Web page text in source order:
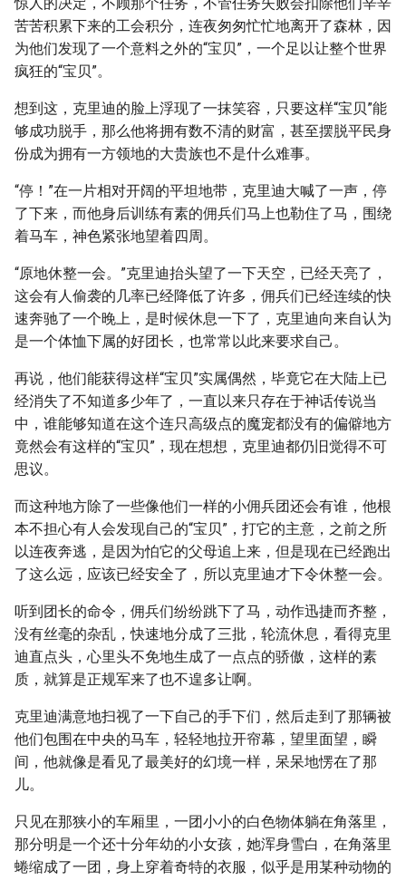
苦苦积累下来的工会积分，连夜匆匆忙忙地离开了森林，因
为他们发现了一个意料之外的“宝贝”，一个足以让整个世界
疯狂的“宝贝”。
想到这，克里迪的脸上浮现了一抹笑容，只要这样“宝贝”能
够成功脱手，那么他将拥有数不清的财富，甚至摆脱平民身
份成为拥有一方领地的大贵族也不是什么难事。
“停！”在一片相对开阔的平坦地带，克里迪大喊了一声，停
了下来，而他身后训练有素的佣兵们马上也勒住了马，围绕
着马车，神色紧张地望着四周。
“原地休整一会。”克里迪抬头望了一下天空，已经天亮了，
这会有人偷袭的几率已经降低了许多，佣兵们已经连续的快
速奔驰了一个晚上，是时候休息一下了，克里迪向来自认为
是一个体恤下属的好团长，也常常以此来要求自己。
再说，他们能获得这样“宝贝”实属偶然，毕竟它在大陆上已
经消失了不知道多少年了，一直以来只存在于神话传说当
中，谁能够知道在这个连只高级点的魔宠都没有的偏僻地方
竟然会有这样的“宝贝”，现在想想，克里迪都仍旧觉得不可
思议。
而这种地方除了一些像他们一样的小佣兵团还会有谁，他根
本不担心有人会发现自己的“宝贝”，打它的主意，之前之所
以连夜奔逃，是因为怕它的父母追上来，但是现在已经跑出
了这么远，应该已经安全了，所以克里迪才下令休整一会。
听到团长的命令，佣兵们纷纷跳下了马，动作迅捷而齐整，
没有丝毫的杂乱，快速地分成了三批，轮流休息，看得克里
迪直点头，心里头不免地生成了一点点的骄傲，这样的素
质，就算是正规军来了也不遑多让啊。
克里迪满意地扫视了一下自己的手下们，然后走到了那辆被
他们包围在中央的马车，轻轻地拉开帘幕，望里面望，瞬
间，他就像是看见了最美好的幻境一样，呆呆地愣在了那
儿。
只见在那狭小的车厢里，一团小小的白色物体躺在角落里，
那分明是一个还十分年幼的小女孩，她浑身雪白，在角落里
蜷缩成了一团，身上穿着奇特的衣服，似乎是用某种动物的